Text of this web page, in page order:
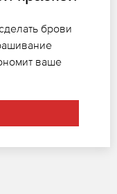
брови
ваше